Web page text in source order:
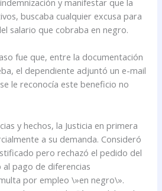
buscaba cualquier excusa para
salario que cobraba en negro.
fue que, entre la documentación
el dependiente adjuntó un e-mail
le reconocía este beneficio no
y hechos, la Justicia en primera
a su demanda. Consideró
pero rechazó el pedido del
pago de diferencias
por empleo \»en negro\».